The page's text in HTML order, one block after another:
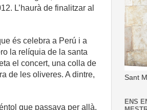
L’haurà de finalitzar al
és celebra a Perú i a
la relíquia de la santa
el concert, una colla de
de les oliveres. A dintre,
que passava per allà.
Sant
ENS